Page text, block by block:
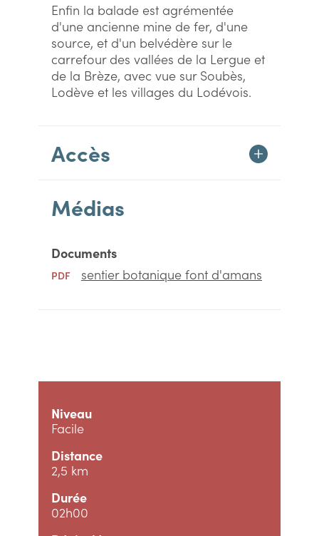
Enfin la balade est agrémentée
d'une ancienne mine de fer, d'une
source, et d'un belvédère sur le
carrefour des vallées de la Lergue et
de la Brèze, avec vue sur Soubès,
Lodève et les villages du Lodévois.
Accès
Médias
Documents
PDF sentier botanique font d'amans
Niveau
Facile
Distance
2,5 km
Durée
02h00